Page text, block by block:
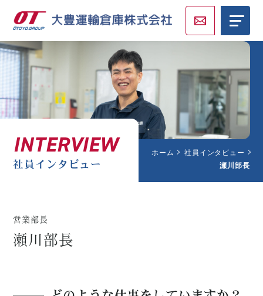
INTERVIEW
社員インタビュー
ホーム
社員インタビュー
瀬川部長
営業部長
瀬川部長